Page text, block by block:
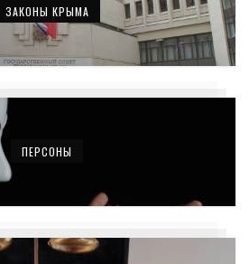
ЗАКОНЫ КРЫМА
ПЕРСОНЫ